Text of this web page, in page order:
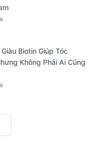
Biotin Giúp Tóc
Không Phải Ai Cũng